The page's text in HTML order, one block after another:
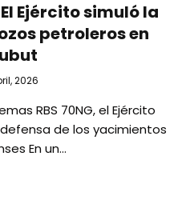
Ejército simuló la
petroleros en
2026
RBS 70NG, el Ejército
de los yacimientos
En un…